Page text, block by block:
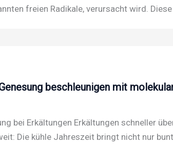
freien Radikale, verursacht wird.
beschleunigen mit
bei Erkältungen Erkältungen schneller
Die kühle Jahreszeit bringt nicht nur